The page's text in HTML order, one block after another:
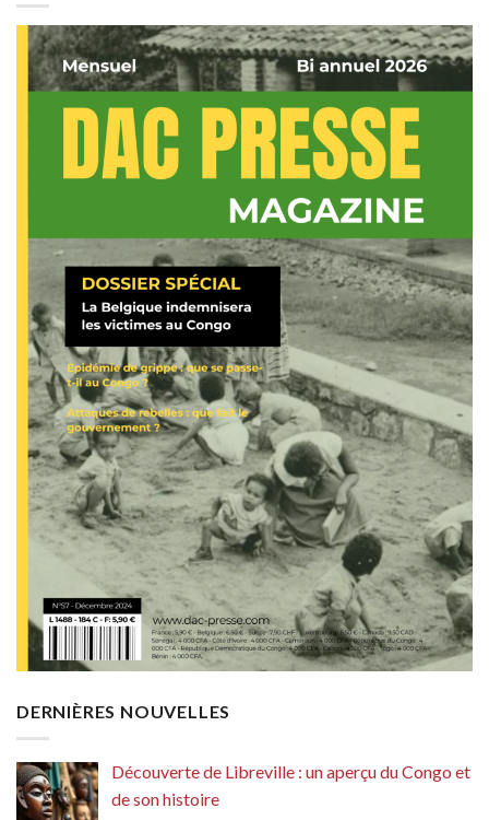
DERNIÈRES NOUVELLES
Découverte de Libreville : un aperçu du Congo et
de son histoire